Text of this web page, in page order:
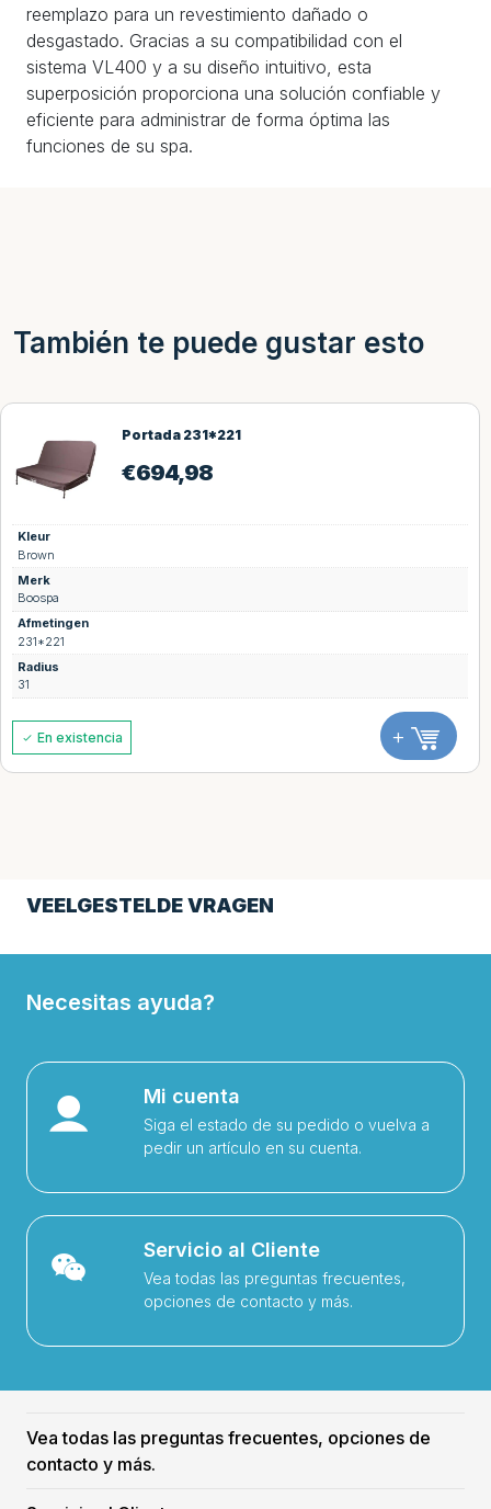
reemplazo para un revestimiento dañado o
desgastado. Gracias a su compatibilidad con el
sistema VL400 y a su diseño intuitivo, esta
superposición proporciona una solución confiable y
eficiente para administrar de forma óptima las
funciones de su spa.
También te puede gustar esto
Portada 231*221
€694,98
Kleur
Brown
Merk
Boospa
Afmetingen
231*221
Radius
31
En existencia +
VEELGESTELDE VRAGEN
Necesitas ayuda?
Mi cuenta
Siga el estado de su pedido o vuelva a
pedir un artículo en su cuenta.
Servicio al Cliente
Vea todas las preguntas frecuentes,
opciones de contacto y más.
Vea todas las preguntas frecuentes, opciones de
contacto y más.